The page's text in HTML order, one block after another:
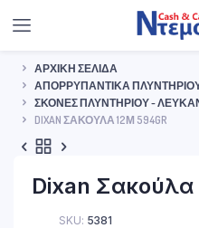
ΑΡΧΙΚΉ ΣΕΛΊΔΑ
ΑΠΟΡΡΥΠΑΝΤΙΚΆ
ΣΚΌΝΕΣ ΠΛΥΝΤΗΡΊΟΥ -
DIXAN ΣΑΚΟΎΛΑ 12Μ 594GR
Dixan
SKU: 5381